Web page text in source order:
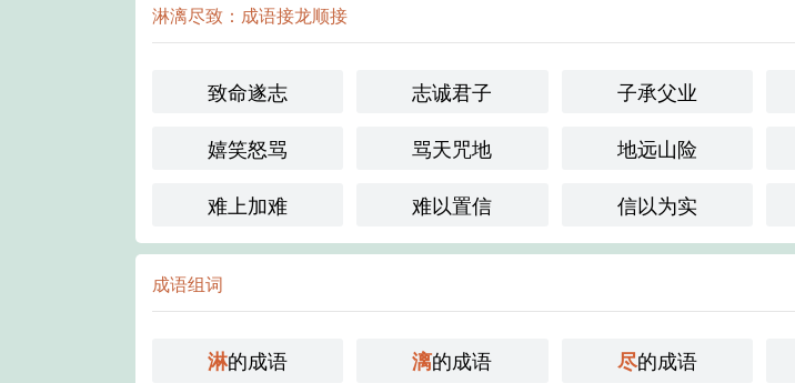
淋漓尽致：成语接龙顺接
致命遂志 志诚君子 子承父业
嬉笑怒骂
骂天咒地 地远山险
难上加难
难以置信 信以为实
成语组词
淋的成语 漓的成语 尽的成语